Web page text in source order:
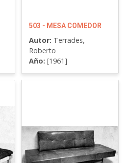
503 - MESA COMEDOR
Autor: Terrades,
Roberto
Año: [1961]